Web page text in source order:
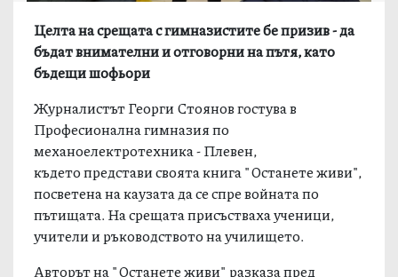
Целта на срещата с гимназистите бе призив - да
бъдат внимателни и отговорни на пътя, като
бъдещи шофьори
Журналистът Георги Стоянов гостува в
Професионална гимназия по
механоелектротехника - Плевен,
където представи своята книга "Останете живи",
посветена на каузата да се спре войната по
пътищата. На срещата присъстваха ученици,
учители и ръководството на училището.
Авторът на "Останете живи" разказа пред